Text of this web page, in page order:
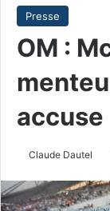
Presse
OM :
accuse
Claude Dautel